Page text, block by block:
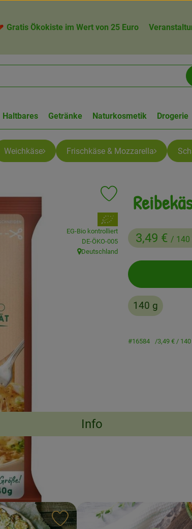
Gratis Ökokiste im Wert von 25 Euro
Haltbares Getränke Naturkosmetik Drogerie
Weichkäse Frischkäse & Mozzarella
3,49 € / 140
Produkt zu Favouriten
, Verband:
EG-Bio kontrolliert
, Kontrollstelle:
DE-ÖKO-005
, Herkunft:
Deutschland
140 g
#16584 3,49 € / 140
Info
Rezept zu Favouriten hinzufügen